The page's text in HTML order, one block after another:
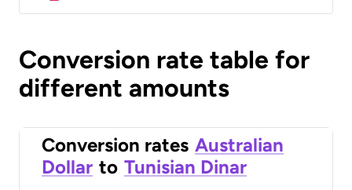
Conversion rate table for
different amounts
Conversion rates Australian
Dollar to Tunisian Dinar